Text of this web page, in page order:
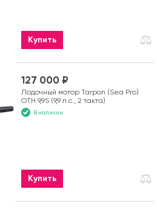
Купить
127 000 ₽
Лодочный мотор Tarpon (Sea Pro)
OTH 9,9S (9,9 л.с., 2 такта)
В наличии
Купить